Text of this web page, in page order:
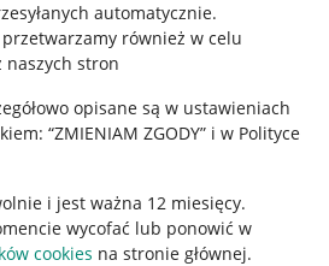
automatycznie.
również w celu
naszych stron
opisane są w ustawieniach
“ZMIENIAM ZGODY” i w Polityce
i jest ważna 12 miesięcy.
wycofać lub ponowić w
cookies na stronie głównej.
Cyfrowych